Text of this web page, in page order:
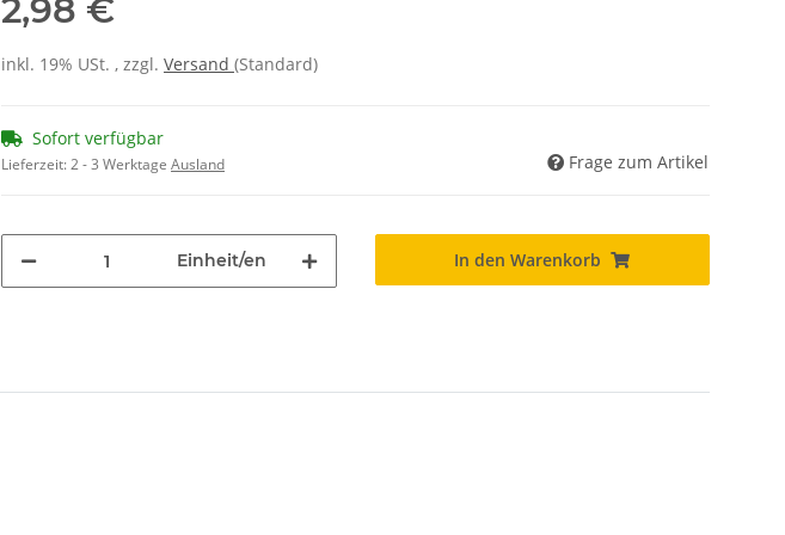
2,98 €
inkl. 19% USt. , zzgl. Versand (Standard)
Sofort verfügbar
Lieferzeit:2 - 3 Werktage Ausland Frage zum Artikel
Einheit/en In den Warenkorb